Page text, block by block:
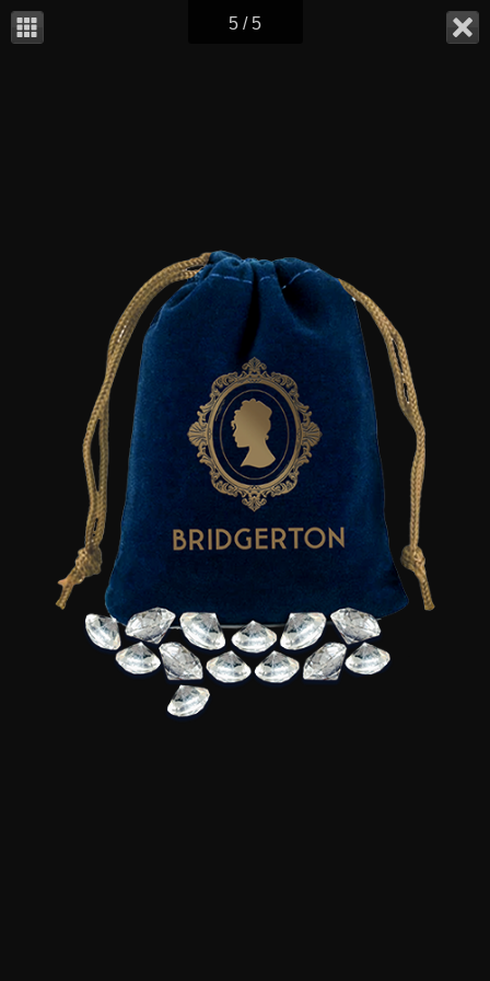
5 / 5